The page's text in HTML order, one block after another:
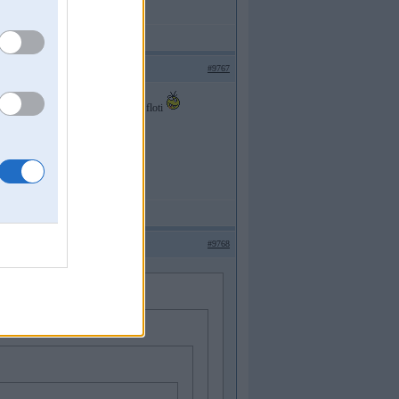
#9767
ukraiņi iznīcināja paraškas floti
#9768